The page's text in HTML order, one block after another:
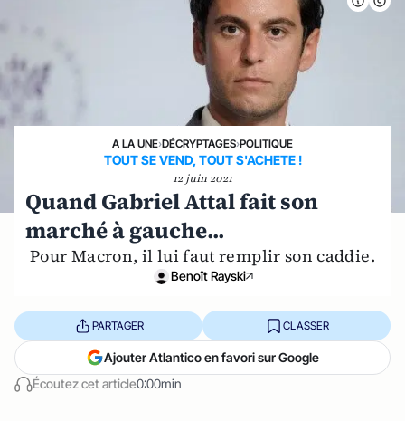
A LA UNE›DÉCRYPTAGES›POLITIQUE
TOUT SE VEND, TOUT S'ACHETE !
12 juin 2021
Quand Gabriel Attal fait son
marché à gauche...
Pour Macron, il lui faut remplir son caddie.
Benoît Rayski
Écoutez cet article0:00min
PARTAGER CLASSER
Ajouter Atlantico en favori sur Google